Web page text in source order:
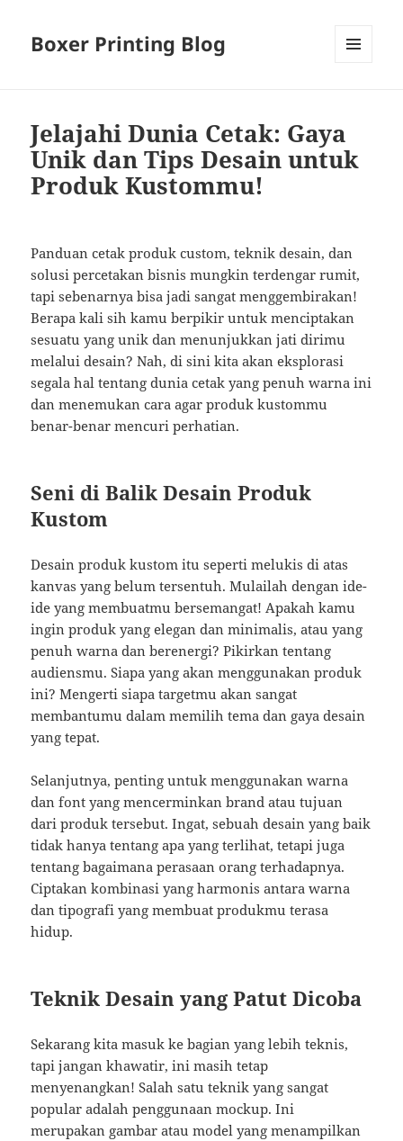
Boxer Printing Blog
Jelajahi Dunia Cetak: Gaya
Unik dan Tips Desain untuk
Produk Kustommu!
Panduan cetak produk custom, teknik desain, dan
solusi percetakan bisnis mungkin terdengar rumit,
tapi sebenarnya bisa jadi sangat menggembirakan!
Berapa kali sih kamu berpikir untuk menciptakan
sesuatu yang unik dan menunjukkan jati dirimu
melalui desain? Nah, di sini kita akan eksplorasi
segala hal tentang dunia cetak yang penuh warna ini
dan menemukan cara agar produk kustommu
benar-benar mencuri perhatian.
Seni di Balik Desain Produk
Kustom
Desain produk kustom itu seperti melukis di atas
kanvas yang belum tersentuh. Mulailah dengan ide-
ide yang membuatmu bersemangat! Apakah kamu
ingin produk yang elegan dan minimalis, atau yang
penuh warna dan berenergi? Pikirkan tentang
audiensmu. Siapa yang akan menggunakan produk
ini? Mengerti siapa targetmu akan sangat
membantumu dalam memilih tema dan gaya desain
yang tepat.
Selanjutnya, penting untuk menggunakan warna
dan font yang mencerminkan brand atau tujuan
dari produk tersebut. Ingat, sebuah desain yang baik
tidak hanya tentang apa yang terlihat, tetapi juga
tentang bagaimana perasaan orang terhadapnya.
Ciptakan kombinasi yang harmonis antara warna
dan tipografi yang membuat produkmu terasa
hidup.
Teknik Desain yang Patut Dicoba
Sekarang kita masuk ke bagian yang lebih teknis,
tapi jangan khawatir, ini masih tetap
menyenangkan! Salah satu teknik yang sangat
popular adalah penggunaan mockup. Ini
merupakan gambar atau model yang menampilkan